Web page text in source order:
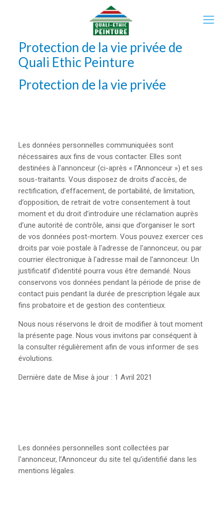
Protection de la vie privée de
Quali Ethic Peinture
Protection de la vie privée
Les données personnelles communiquées sont
nécessaires aux fins de vous contacter. Elles sont
destinées à l'annonceur (ci-après « l’Annonceur ») et ses
sous-traitants. Vous disposez de droits d’accès, de
rectification, d’effacement, de portabilité, de limitation,
d’opposition, de retrait de votre consentement à tout
moment et du droit d’introduire une réclamation auprès
d’une autorité de contrôle, ainsi que d’organiser le sort
de vos données post-mortem. Vous pouvez exercer ces
droits par voie postale à l'adresse de l'annonceur, ou par
courrier électronique à l'adresse mail de l'annonceur. Un
justificatif d'identité pourra vous être demandé. Nous
conservons vos données pendant la période de prise de
contact puis pendant la durée de prescription légale aux
fins probatoire et de gestion des contentieux.
Nous nous réservons le droit de modifier à tout moment
la présente page. Nous vous invitons par conséquent à
la consulter régulièrement afin de vous informer de ses
évolutions.
Dernière date de Mise à jour : 1 Avril 2021
Les données personnelles sont collectées par
l'annonceur, l’Annonceur du site tel qu’identifié dans les
mentions légales.